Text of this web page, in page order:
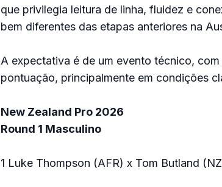
que privilegia leitura de linha, fluidez e
bem diferentes das etapas anteriores na
A expectativa é de um evento técnico,
pontuação, principalmente em condições
New Zealand Pro 2026
Round 1 Masculino
1 Luke Thompson (AFR) x Tom Butland